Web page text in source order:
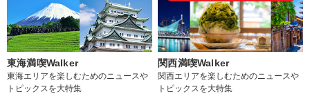
東海満喫Walker
東海エリアを楽しむためのニュースや
トピックスを大特集
関西満喫Walker
関西エリアを楽しむためのニュースや
トピックスを大特集